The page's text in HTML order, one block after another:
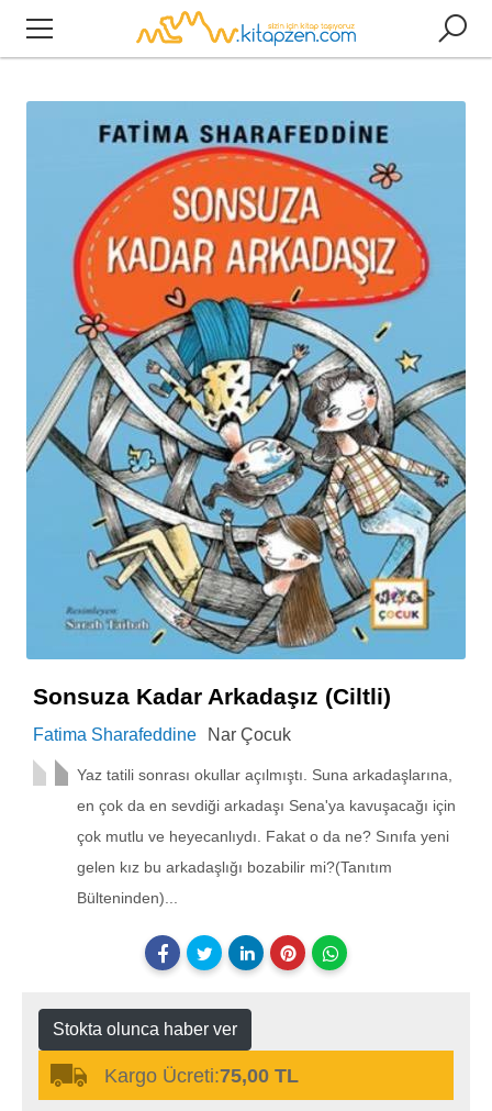
Sonsuza Kadar Arkadaşız (Ciltli)
Fatima Sharafeddine Nar Çocuk
Yaz tatili sonrası okullar açılmıştı. Suna arkadaşlarına,
en çok da en sevdiği arkadaşı Sena'ya kavuşacağı için
çok mutlu ve heyecanlıydı. Fakat o da ne? Sınıfa yeni
gelen kız bu arkadaşlığı bozabilir mi?(Tanıtım
Bülteninden)...
Stokta olunca haber ver
Kargo Ücreti:75,00 TL